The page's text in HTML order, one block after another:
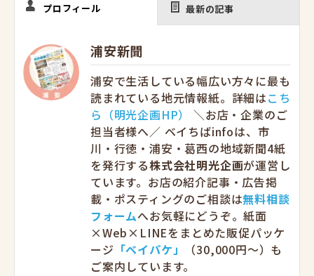
プロフィール 最新の記事
浦安新聞
浦安で生活している幅広い方々に最も
読まれている地元情報紙。詳細はこち
ら（明光企画HP）
＼お店・企業のご
担当者様へ／ ベイちばinfoは、市
川・行徳・浦安・葛西の地域新聞4紙
を発行する株式会社明光企画が運営し
ています。お店の紹介記事・広告掲
載・ポスティングのご相談は無料相談
フォームへお気軽にどうぞ。紙面
×Web×LINEをまとめた販促パッケ
ージ 「ベイパケ」
（30,000円〜）も
ご案内しています。